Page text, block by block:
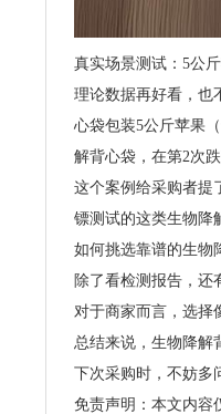
真实场景测试：5公
理论数据再好看，也
心袋包装5公斤苹果
解背心袋，在第2次
这个案例给采购者提
镖测试的这类生物降
如何挑选靠谱的生物
除了看检测报告，还
对于商家而言，选择
总结来说，生物降解
下次采购时，不妨多
免责声明：本文内容